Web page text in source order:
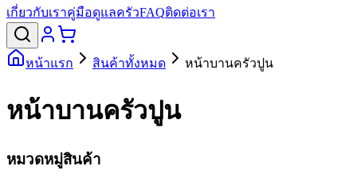
เกี่ยวกับเราคู่มือดูแลครัวFAQติดต่อเรา
หน้าแรก สินค้าทั้งหมด หน้าบานครัวปูน
หน้าบานครัวปูน
หมวดหมู่สินค้า